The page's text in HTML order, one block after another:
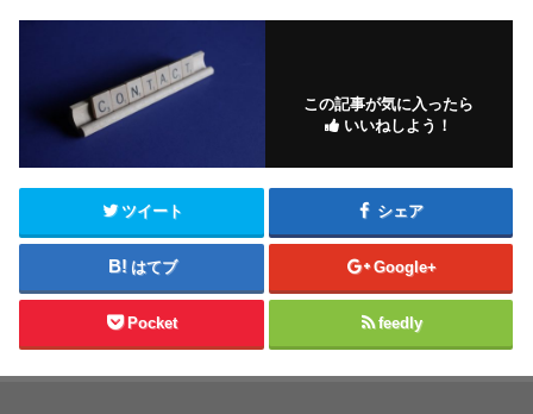
この記事が気に入ったら
いいねしよう！
ツイート シェア
はてブ Google+
Pocket feedly